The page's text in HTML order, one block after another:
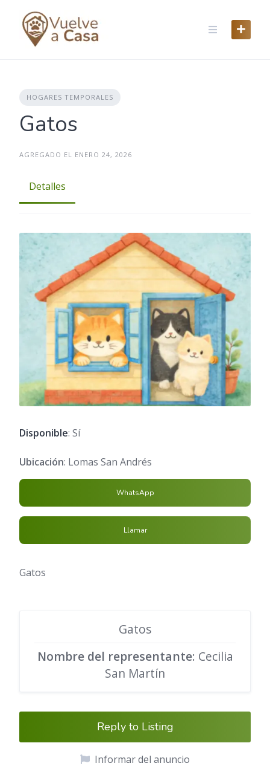
content
HOGARES TEMPORALES
Gatos
AGREGADO EL ENERO 24, 2026
Detalles
Disponible: Sí
Ubicación: Lomas San Andrés
WhatsApp
Llamar
Gatos
Gatos
Nombre del representante: Cecilia
San Martín
Reply to Listing
Informar del anuncio